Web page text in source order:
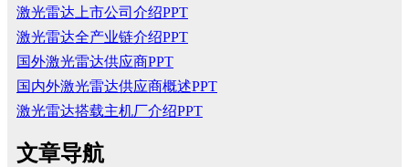
激光雷达上市公司介绍PPT
激光雷达全产业链介绍PPT
国外激光雷达供应商PPT
国内外激光雷达供应商概述PPT
激光雷达搭载主机厂介绍PPT
文章导航